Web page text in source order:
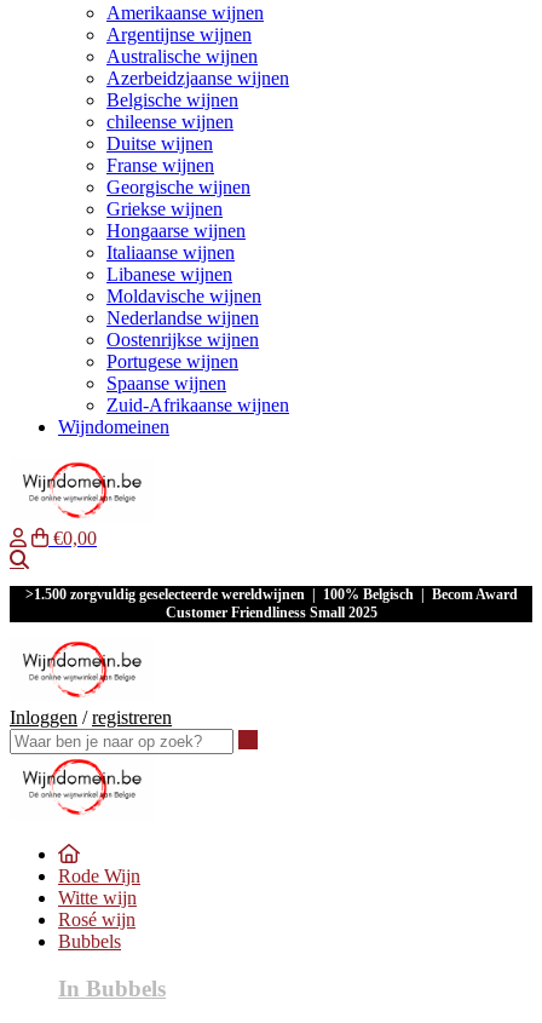
Amerikaanse wijnen
Argentijnse wijnen
Australische wijnen
Azerbeidzjaanse wijnen
Belgische wijnen
chileense wijnen
Duitse wijnen
Franse wijnen
Georgische wijnen
Griekse wijnen
Hongaarse wijnen
Italiaanse wijnen
Libanese wijnen
Moldavische wijnen
Nederlandse wijnen
Oostenrijkse wijnen
Portugese wijnen
Spaanse wijnen
Zuid-Afrikaanse wijnen
Wijndomeinen
€0,00
>1.500 zorgvuldig geselecteerde wereldwijnen | 100% Belgisch | Becom Award
Customer Friendliness Small 2025
Inloggen /registreren
Rode Wijn
Witte wijn
Rosé wijn
Bubbels
In Bubbels